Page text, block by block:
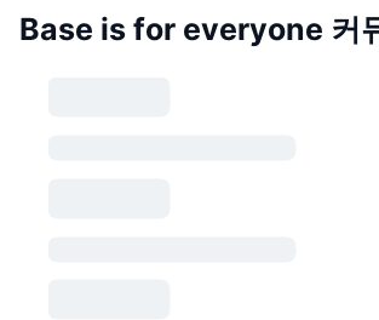
Base is for everyone 커